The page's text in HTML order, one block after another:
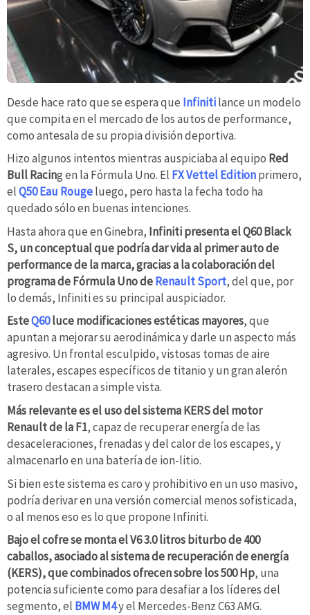
Desde hace rato que se espera que Infinitilance un modelo
que compita en el mercado de los autos de performance,
como antesala de su propia división deportiva.
Hizo algunos intentos mientras auspiciaba al equipo Red
Bull Racing en la Fórmula Uno. El FX Vettel Editionprimero,
elQ50 Eau Rougeluego, pero hasta la fecha todo ha
quedado sólo en buenas intenciones.
Hasta ahora que en Ginebra, Infiniti presenta el Q60 Black
S, un conceptual que podría dar vida al primer auto de
performance de la marca, gracias a la colaboración del
programa de Fórmula Uno deRenault Sport, del que, por
lo demás, Infiniti es su principal auspiciador.
EsteQ60luce modificaciones estéticas mayores, que
apuntan a mejorar su aerodinámica y darle un aspecto más
agresivo. Un frontal esculpido, vistosas tomas de aire
laterales, escapes específicos de titanio y un gran alerón
trasero destacan a simple vista.
Más relevante es el uso del sistema KERS del motor
Renault de la F1, capaz de recuperar energía de las
desaceleraciones, frenadas y del calor de los escapes, y
almacenarlo en una batería de ion-litio.
Si bien este sistema es caro y prohibitivo en un uso masivo,
podría derivar en una versión comercial menos sofisticada,
o al menos eso es lo que propone Infiniti.
Bajo el cofre se monta el V6 3.0 litros biturbo de 400
caballos, asociado al sistema de recuperación de energía
(KERS), que combinados ofrecen sobre los 500 Hp, una
potencia suficiente como para desafiar a los líderes del
segmento, el BMW M4y el Mercedes-Benz C63 AMG.